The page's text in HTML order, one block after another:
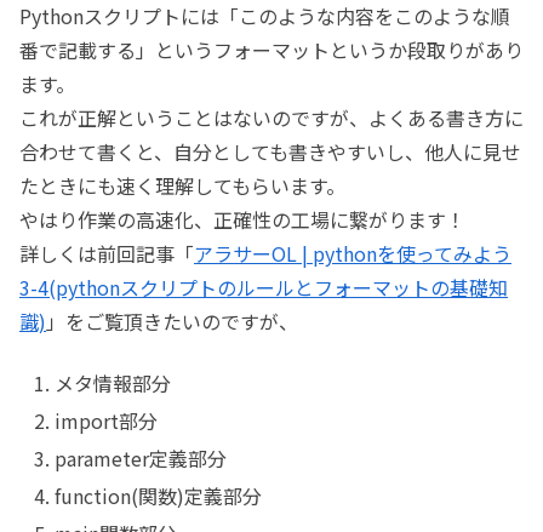
Pythonスクリプトには「このような内容をこのような順
番で記載する」というフォーマットというか段取りがあり
ます。
これが正解ということはないのですが、よくある書き方に
合わせて書くと、自分としても書きやすいし、他人に見せ
たときにも速く理解してもらいます。
やはり作業の高速化、正確性の工場に繋がります！
詳しくは前回記事「アラサーOL | pythonを使ってみよう
3-4(pythonスクリプトのルールとフォーマットの基礎知
識) 」をご覧頂きたいのですが、
メタ情報部分
import部分
parameter定義部分
function(関数)定義部分